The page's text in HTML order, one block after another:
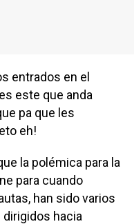
entrados en el
este que anda
pa que les
eh!
la polémica para la
para cuando
han sido varios
hacia